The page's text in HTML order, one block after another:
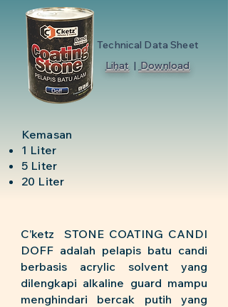
Kemasan
1 Liter
5 Liter
20 Liter
Technical Data Sheet
Lihat | Download
C’ketz STONE COATING CANDI
DOFF adalah pelapis batu candi
berbasis acrylic solvent yang
dilengkapi alkaline guard mampu
menghindari bercak putih yang